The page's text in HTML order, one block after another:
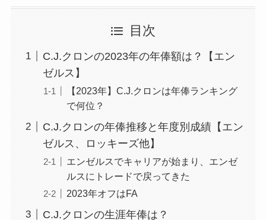
目次
C.J.クロンの2023年の年俸額は？【エン
ゼルス】
【2023年】C.J.クロンは年俸ランキング
で何位？
C.J.クロンの年俸推移と年度別成績【エン
ゼルス、ロッキーズ他】
エンゼルスでキャリアが始まり、エンゼ
ルスにトレードで戻ってきた
2023年オフはFA
C.J.クロンの生涯年俸は？